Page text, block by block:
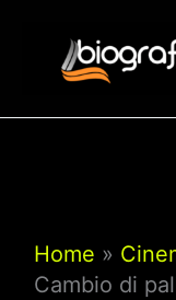
contenuto
Home
Cambio di